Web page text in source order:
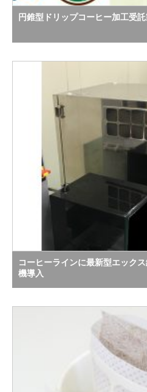
円錐型ドリップコーヒー加工受
コーヒーラインに最新型エック
機導入